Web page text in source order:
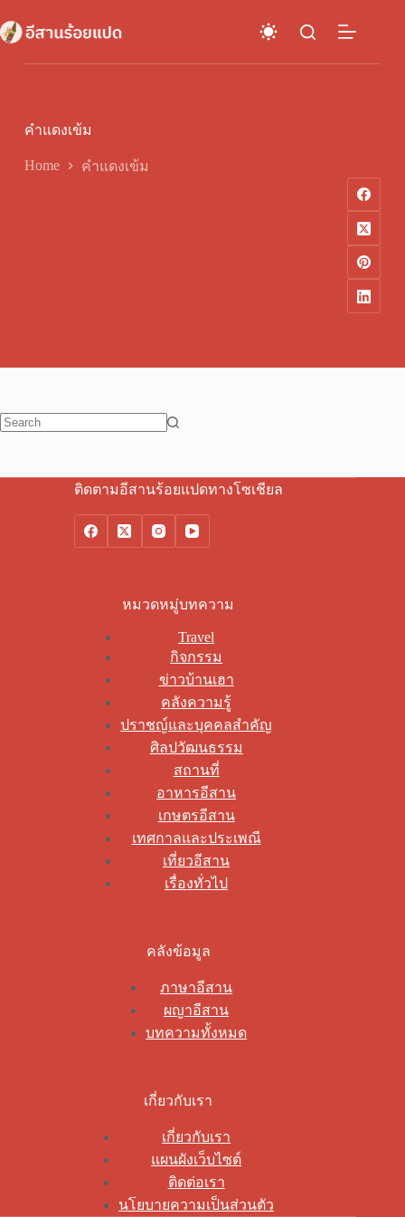
to
content
คำแดงเข้ม
Home คำแดงเข้ม
ติดตามอีสานร้อยแปดทางโซเชียล
หมวดหมู่บทความ
Travel
กิจกรรม
ข่าวบ้านเฮา
คลังความรู้
ปราชญ์และบุคคลสำคัญ
ศิลปวัฒนธรรม
สถานที่
อาหารอีสาน
เกษตรอีสาน
เทศกาลและประเพณี
เที่ยวอีสาน
เรื่องทั่วไป
คลังข้อมูล
ภาษาอีสาน
ผญาอีสาน
บทความทั้งหมด
เกี่ยวกับเรา
เกี่ยวกับเรา
แผนผังเว็บไซต์
ติดต่อเรา
นโยบายความเป็นส่วนตัว